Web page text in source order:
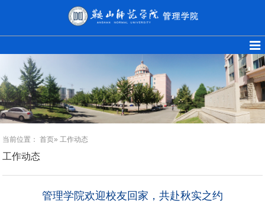
当前位置：首页» 工作动态
工作动态
管理学院欢迎校友回家，共赴秋实之约